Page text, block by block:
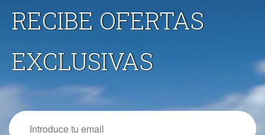
RECIBE OFERTAS
EXCLUSIVAS
Email